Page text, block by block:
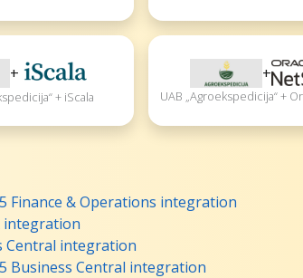
+
+ iScala
+
UAB „Agroekspedicija“ +
Finance & Operations integration
integration
Central integration
Business Central integration